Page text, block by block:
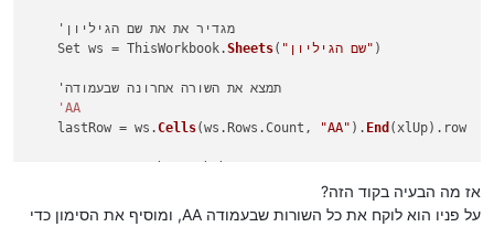
    'מגדיר את את שם הגיליון
    Set ws = ThisWorkbook.
Sheets( "שם הגיליון" )
    'תמצא את השורה אחרונה שבעמודה
'AA
    lastRow = ws.
Cells(ws.Rows.Count, "AA" ). End (xlUp).row
אז מה הבעיה בקוד הזה?
על פניו הוא לוקח את כל השורות שבעמודה AA, ומוסיף את הסימון כדי